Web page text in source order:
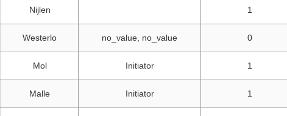
Nijlen 1
Westerlo no_value, no_value 0
Mol Initiator 1
Malle Initiator 1